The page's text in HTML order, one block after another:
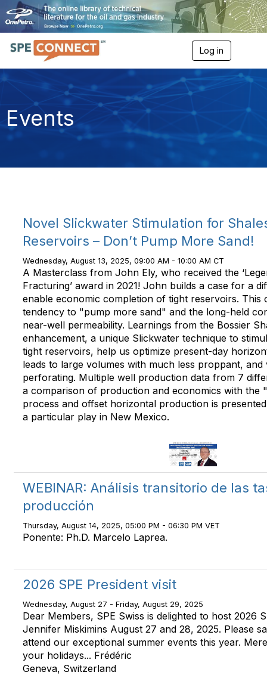
Log in
g
v
a
Events
Novel Slickwater Stimulation for
Reservoirs – Don’t Pump More Sand!
Wednesday, August 13, 2025, 09:00 AM - 10:00 AM CT
A Masterclass from John Ely, who received the
Fracturing’ award in 2021! John builds a case for a
enable economic completion of tight reservoirs. This
tendency to "pump more sand" and the long-held
near-well permeability. Learnings from the Bossier
enhancement, a unique Slickwater technique to
tight reservoirs, help us optimize present-day
leads to large volumes with much less proppant, and
perforating. Multiple well production data from 7
a comparison of production and economics with the
process and offset horizontal production is
a particular play in New Mexico.
WEBINAR: Análisis transitorio de las
producción
Thursday, August 14, 2025, 05:00 PM - 06:30 PM VET
Ponente: Ph.D. Marcelo Laprea.
2026 SPE President visit
Wednesday, August 27 - Friday, August 29, 2025
Dear Members, SPE Swiss is delighted to host 2026
Jennifer Miskimins August 27 and 28, 2025. Please
attend our exceptional summer events this year.
your holidays... Frédéric
Geneva, Switzerland